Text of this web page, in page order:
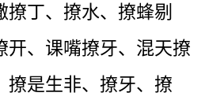
丁、撩水、撩蜂剔
开、课嘴撩牙、混天撩
撩是生非、撩牙、撩